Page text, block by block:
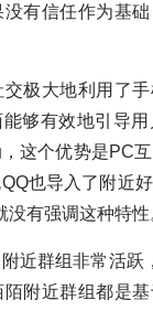
有信任作为基
极大地利用了
够有效地引导
这个优势是PC
也导入了附近
有强调这种特性
近群组非常活跃
附近群组都是